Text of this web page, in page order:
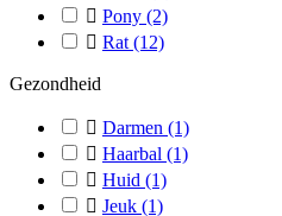
 Pony (2)
 Rat (12)
Gezondheid
 Darmen (1)
 Haarbal (1)
 Huid (1)
 Jeuk (1)